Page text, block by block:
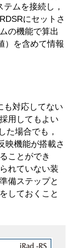
ムを接続し，
にセットさ
の機能で算出
）を含めて情報
も対応してない
用してもよい
た場合でも，
映機能が搭載さ
ことができ
れていない装
備ステップと
しておくこと